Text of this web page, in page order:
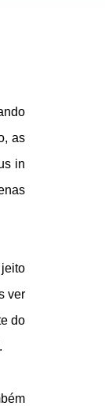
as
in
ver
do